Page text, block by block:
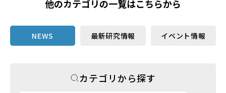
他のカテゴリの一覧はこちらから
NEWS 最新研究情報 イベント情報
カテゴリから探す